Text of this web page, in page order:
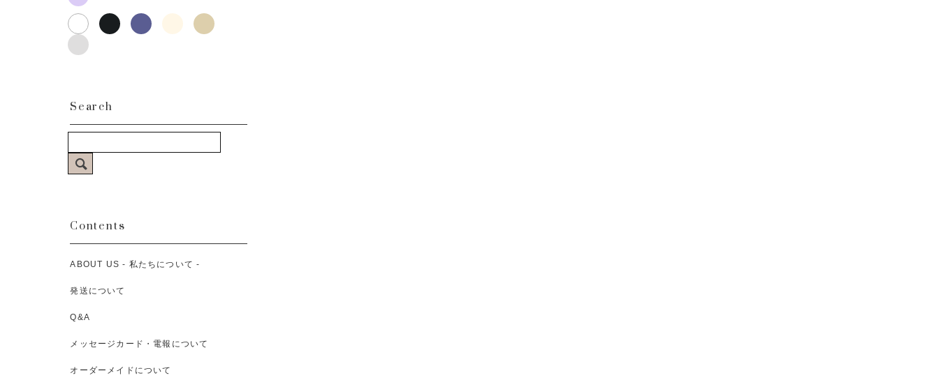
Search
Contents
ABOUT US - 私たちについて -
発送について
Q&A
メッセージカード・電報について
オーダーメイドについて